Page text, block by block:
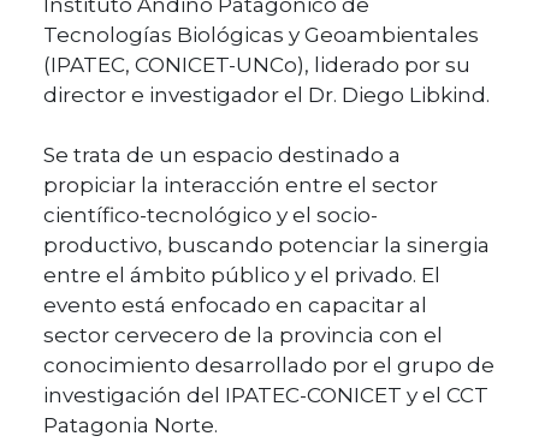
Tecnologías Biológicas y Geoambientales
(IPATEC, CONICET-UNCo), liderado por su
director e investigador el Dr. Diego Libkind.
Se trata de un espacio destinado a
propiciar la interacción entre el sector
científico-tecnológico y el socio-
productivo, buscando potenciar la sinergia
entre el ámbito público y el privado. El
evento está enfocado en capacitar al
sector cervecero de la provincia con el
conocimiento desarrollado por el grupo de
investigación del IPATEC-CONICET y el CCT
Patagonia Norte.